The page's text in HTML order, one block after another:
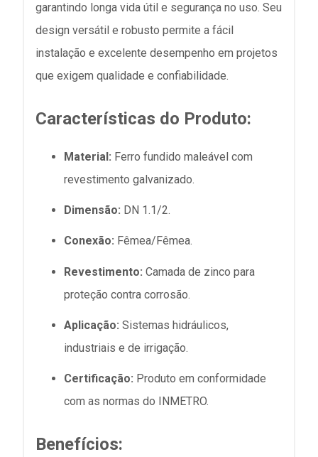
garantindo longa vida útil e segurança no uso. Seu
design versátil e robusto permite a fácil
instalação e excelente desempenho em projetos
que exigem qualidade e confiabilidade.
Características do Produto:
Material: Ferro fundido maleável com
revestimento galvanizado.
Dimensão: DN 1.1/2.
Conexão: Fêmea/Fêmea.
Revestimento: Camada de zinco para
proteção contra corrosão.
Aplicação: Sistemas hidráulicos,
industriais e de irrigação.
Certificação: Produto em conformidade
com as normas do INMETRO.
Benefícios: